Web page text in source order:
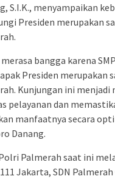
S.I.K., menyampaikan
Presiden merupakan
bangga karena
Presiden merupakan
Kunjungan ini
pelayanan dan
manfaatnya secara
Danang.
Palmerah saat ini
Jakarta, SDN